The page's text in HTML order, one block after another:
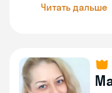
Читать дальше